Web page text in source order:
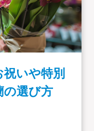
いや特別
の選び方